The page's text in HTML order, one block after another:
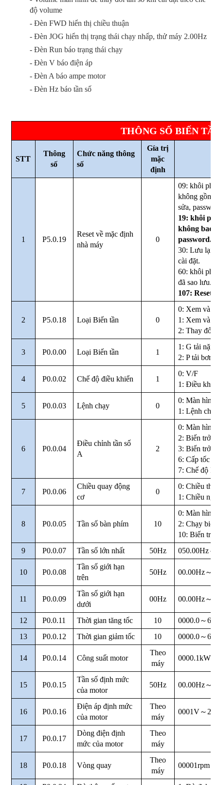
độ volume
- Đèn FWD hiển thị chiều thuận
- Đèn JOG hiển thị trạng thái chạy nhấp, thử máy 2.00Hz
- Đèn Run báo trạng thái chạy
- Đèn V báo điện áp
- Đèn A báo ampe motor
- Đèn Hz báo tần số
THÔNG SỐ BIẾN
STT
Thông
số
Chức năng thông
số
Gía trị
mặc
định
1 P5.0.19
Reset về mặc định
nhà máy
0
09: khôi
không gồm
sửa,
19: khôi
không bao
password.
30: Lưu lại
cài đặt.
60: khôi
đã sao lưu.
107: Reset
2 P5.0.18 Loại Biến tần 0
0: Xem và
1: Xem và
2: Thay đổi
3 P0.0.00 Loại Biến tần 1
1: G tải nặng
2: P tải bơm
4 P0.0.02 Chế độ điều khiển 1
0: V/F
1: Điều
5 P0.0.03 Lệnh chạy 0
0: Màn hình
1: Lệnh
6 P0.0.04
Điều chỉnh tần số
A
2
0: Màn hình
2: Biến trở
3: Biến trở
6: Cấp tốc
7: Chế độ
7 P0.0.06
Chiều quay động
cơ
0
0: Chiều
1: Chiều
8 P0.0.05 Tần số bàn phím 10
0: Màn hình
2: Chạy
10: Biến trở
9
P0.0.07 Tần số lớn nhất 50Hz 050.00Hz～
10 P0.0.08
Tần số giới hạn
trên
50Hz 00.00Hz～
11 P0.0.09
Tần số giới hạn
dưới
00Hz 00.00Hz～
12 P0.0.11 Thời gian tăng tốc 10 0000.0～
13
P0.0.12 Thời gian giảm tốc 10 0000.0～
14 P0.0.14 Công suất motor
Theo
máy
0000.1kW
15 P0.0.15
Tần số định mức
của motor
50Hz 00.00Hz～
16 P0.0.16
Điện áp định mức
của motor
Theo
máy
0001V～
17 P0.0.17
Dòng điện định
mức của motor
Theo
máy
18 P0.0.18 Vòng quay
Theo
máy
00001rpm～